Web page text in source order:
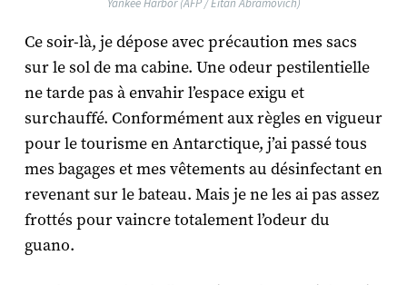
Yankee Harbor (AFP / Eitan Abramovich)
Ce soir-là, je dépose avec précaution mes sacs
sur le sol de ma cabine. Une odeur pestilentielle
ne tarde pas à envahir l’espace exigu et
surchauffé. Conformément aux règles en vigueur
pour le tourisme en Antarctique, j’ai passé tous
mes bagages et mes vêtements au désinfectant en
revenant sur le bateau. Mais je ne les ai pas assez
frottés pour vaincre totalement l’odeur du
guano.